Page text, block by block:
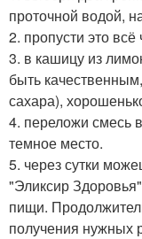
проточной водой,
2. пропусти это
3. в кашицу из
быть
сахара),
4. переложи смесь
темное место.
5. через сутки
"Эликсир
пищи.
получения нужных